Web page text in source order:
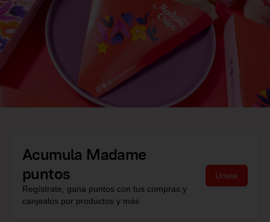
Acumula Madame
puntos
Regístrate, gana puntos con tus compras y
canjealos por productos y más
Únete